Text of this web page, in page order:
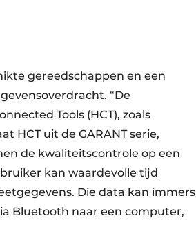
gereedschappen en een
“De
Tools (HCT), zoals
HCT uit de GARANT serie,
de kwaliteitscontrole op een
kan waardevolle tijd
Die data kan immers
Bluetooth naar een computer,